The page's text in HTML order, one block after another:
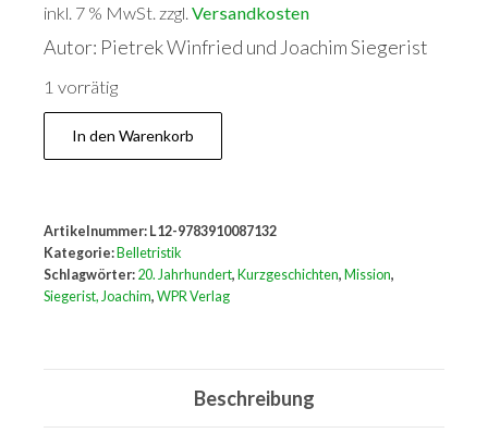
inkl. 7 % MwSt. zzgl. Versandkosten
Autor: Pietrek Winfried und Joachim Siegerist
1 vorrätig
Wilde
Jahre
und
18
Siegerist-
In den Warenkorb
Artikelnummer: L12-9783910087132
Kategorie: Belletristik
Schlagwörter: 20. Jahrhundert, Kurzgeschichten, Mission,
Siegerist, Joachim, WPR Verlag
Beschreibung